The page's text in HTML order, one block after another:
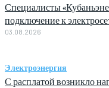
Специалисты
подключение к
03.08.2026
Электроэнергия
С расплатой возникло